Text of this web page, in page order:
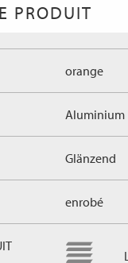
PRODUIT
orange
Aluminium
Glänzend
enrobé